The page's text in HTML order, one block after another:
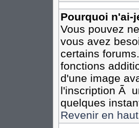
Pourquoi n'ai-
Vous pouvez
vous avez
certains
fonctions
d'une image
l'inscription Ã
quelques
Revenir en